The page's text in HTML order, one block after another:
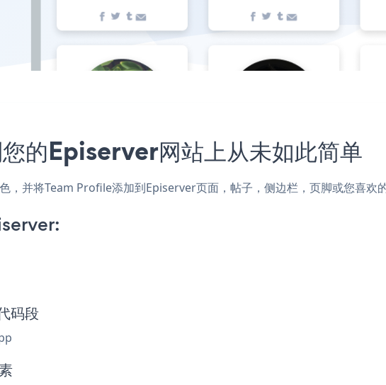
的Episerver网站上从未如此简单
并将Team Profile添加到Episerver页面，帖子，侧边栏，页脚或您喜欢的
码段